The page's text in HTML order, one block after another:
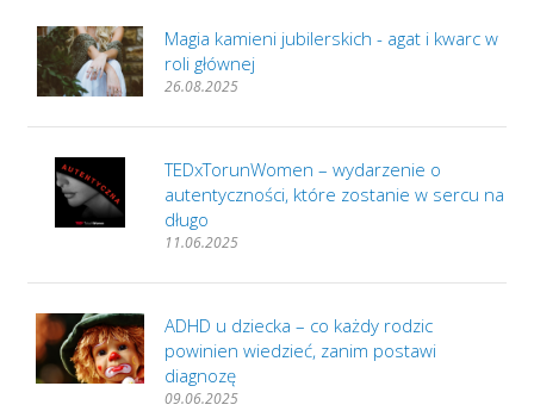
Magia kamieni jubilerskich - agat i kwarc w
roli głównej
26.08.2025
TEDxTorunWomen – wydarzenie o
autentyczności, które zostanie w sercu na
długo
11.06.2025
ADHD u dziecka – co każdy rodzic
powinien wiedzieć, zanim postawi
diagnozę
09.06.2025